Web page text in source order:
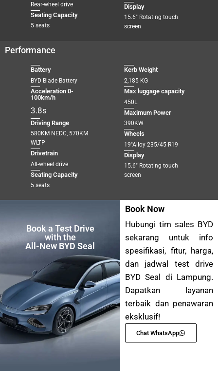
Rear-wheel drive
Seating Capacity
5 seats
Display
15.6″ Rotating touch
screen
Performance
Battery
BYD Blade Battery
Acceleration 0-
100km/h
3.8s
Driving Range
580KM NEDC, 570KM
WLTP
Drivetrain
All-wheel drive
Seating Capacity
5 seats
Kerb Weight
2,185 KG
Max luggage capacity
450L
Maximum Power
390KW
Wheels
19″Alloy 235/45 R19
Display
15.6″ Rotating touch
screen
Book a Test Drive
with the
All-New BYD Seal
Book Now
Hubungi tim sales BYD
sekarang untuk info
spesifikasi, fitur, harga,
dan jadwal test drive
BYD Seal di Lampung.
Dapatkan layanan
terbaik dan penawaran
eksklusif!
Chat WhatsApp